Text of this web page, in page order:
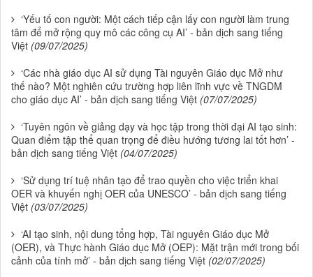
‘Yếu tố con người: Một cách tiếp cận lấy con người làm trung
tâm để mở rộng quy mô các công cụ AI’ - bản dịch sang tiếng
Việt (09/07/2025)
‘Các nhà giáo dục AI sử dụng Tài nguyên Giáo dục Mở như
thế nào? Một nghiên cứu trường hợp liên lĩnh vực về TNGDM
cho giáo dục AI’ - bản dịch sang tiếng Việt (07/07/2025)
‘Tuyên ngôn về giảng dạy và học tập trong thời đại AI tạo sinh:
Quan điểm tập thể quan trọng để điều hướng tương lai tốt hơn’ -
bản dịch sang tiếng Việt (04/07/2025)
‘Sử dụng trí tuệ nhân tạo để trao quyền cho việc triển khai
OER và khuyến nghị OER của UNESCO’ - bản dịch sang tiếng
Việt (03/07/2025)
‘AI tạo sinh, nội dung tổng hợp, Tài nguyên Giáo dục Mở
(OER), và Thực hành Giáo dục Mở (OEP): Mặt trận mới trong bối
cảnh của tính mở’ - bản dịch sang tiếng Việt (02/07/2025)